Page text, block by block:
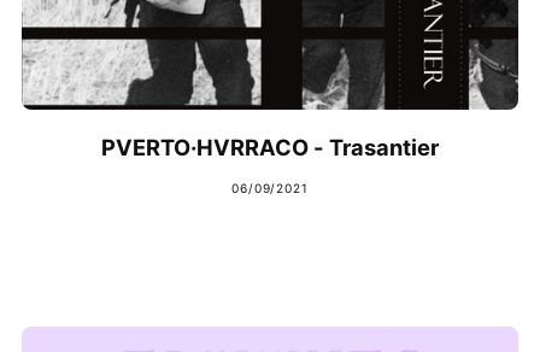
PVERTO·HVRRACO - Trasantier
06/09/2021